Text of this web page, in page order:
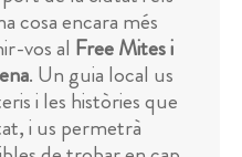
cosa encara més
vos al Free Mites i
. Un guia local us
i les històries que
i us permetrà